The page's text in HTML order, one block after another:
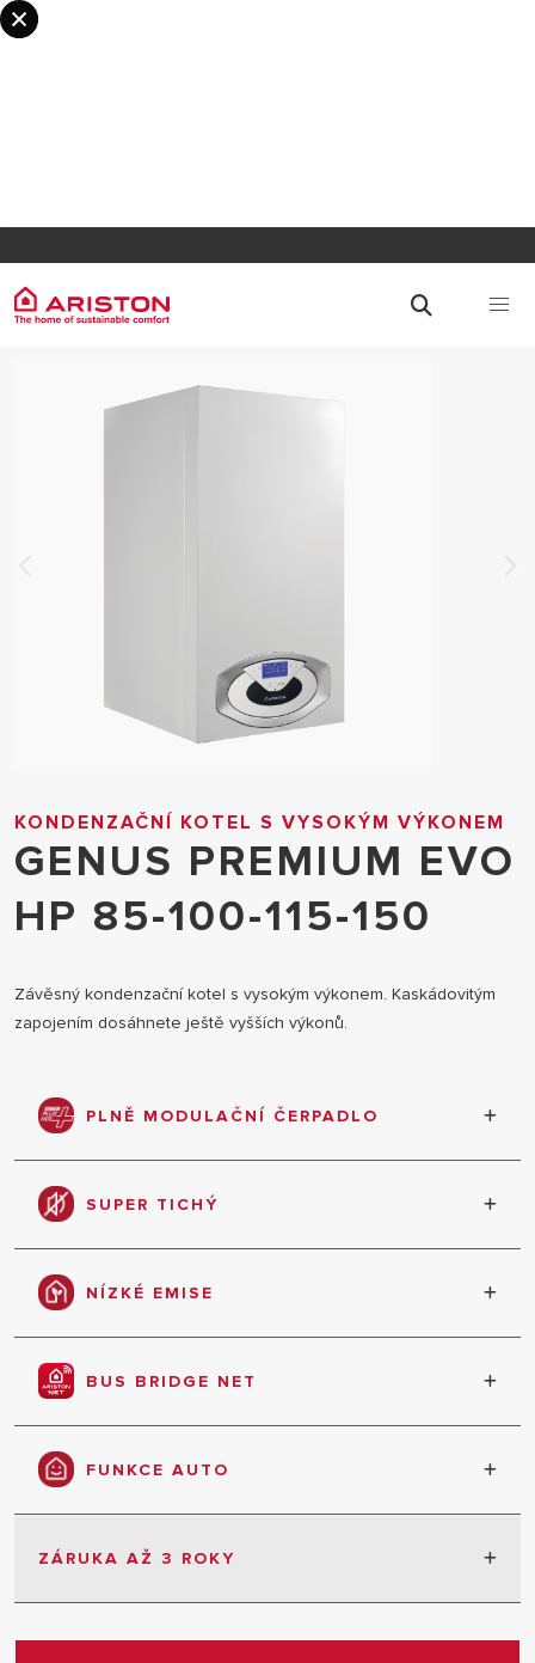
KONDENZAČNÍ KOTEL S VYSOKÝM VÝKONEM
GENUS PREMIUM EVO
HP 85-100-115-150
Závěsný kondenzační kotel s vysokým výkonem. Kaskádovitým
zapojením dosáhnete ještě vyšších výkonů.
PLNĚ MODULAČNÍ ČERPADLO
Čerpadlo s variabilní výkonem poskytuje maximální
efektivitu a úspornost provozu
SUPER TICHÝ
Bezhlučný v každé fázi provozu
NÍZKÉ EMISE
Díky efektivnějšímu spalování a výměně tepla
BUS BRIDGE NET
Všechny komponenty systému komunikují díky
jednomu protokolu.
FUNKCE AUTO
Určuje množství energie pro dosažení teploty, po
ZÁRUKA AŽ 3 ROKY
3 roky záruka bez omezení